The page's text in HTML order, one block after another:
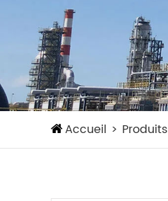
Accueil Produits